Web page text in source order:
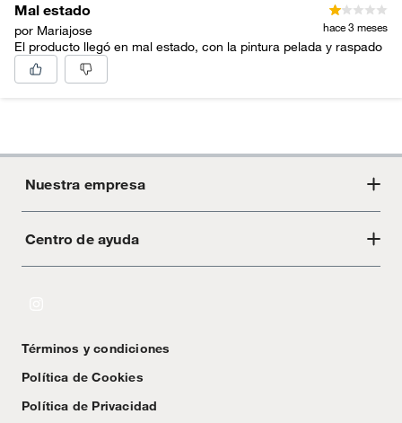
Mal estado
por Mariajose hace 3 meses
El producto llegó en mal estado, con la pintura pelada y raspado
Nuestra empresa
Acerca de Crate
Centro de ayuda
Textos Legales
Términos y condiciones
Política de Cookies
Política de Privacidad